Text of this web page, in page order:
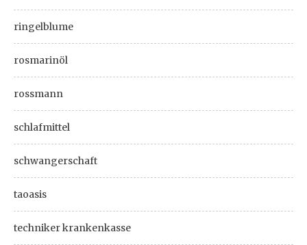
ringelblume
rosmarinöl
rossmann
schlafmittel
schwangerschaft
taoasis
techniker krankenkasse